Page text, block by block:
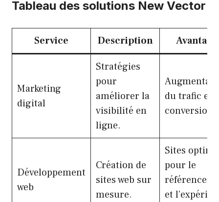
Tableau des solutions New Vector
Service Description
Marketing
digital
Stratégies
pour
améliorer la
visibilité en
ligne.
du trafic et
Développement
web
Création de
sites web sur
mesure.
Sites
pour le
et